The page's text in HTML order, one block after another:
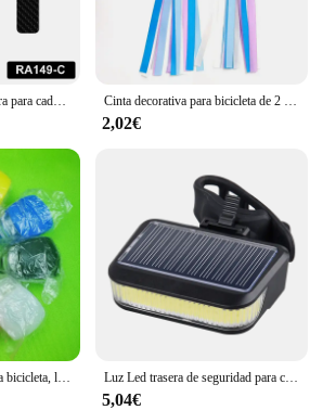
2,02€
Luz Led trasera de seguridad para ciclismo, recargable por USB, energía Solar para bicicleta
5,04€